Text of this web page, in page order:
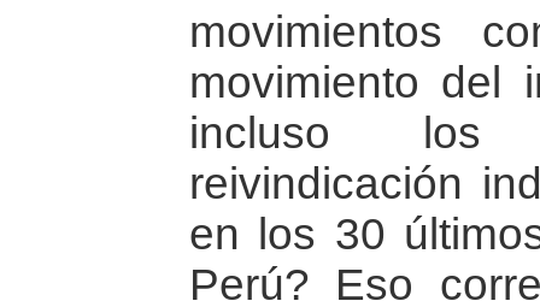
movimientos
movimiento del
incluso los
reivindicación
en los 30
Perú? Eso